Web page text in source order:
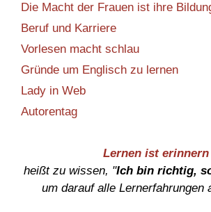
Die Macht der Frauen ist ihre
Beruf und Karriere
Vorlesen macht schlau
Gründe um Englisch zu lernen
Lady in Web
Autorentag
Lernen ist erinnern
heißt zu wissen, "Ich bin richtig,
um darauf alle Lernerfahrungen